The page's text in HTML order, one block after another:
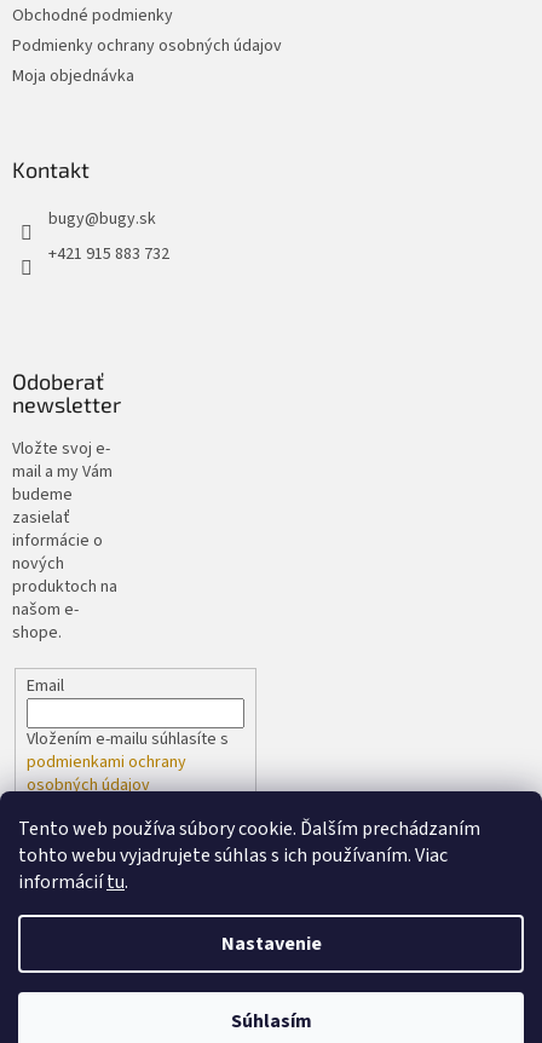
Tento web používa súbory cookie. Ďalším prechádzaním
tohto webu vyjadrujete súhlas s ich používaním. Viac
informáciítu.
Nastavenie
Súhlasím
Obchodné podmienky
Podmienky ochrany osobných údajov
Moja objednávka
Kontakt
bugy@bugy.sk
+421 915 883 732
Odoberať
newsletter
Vložte svoj e-
mail a my Vám
budeme
zasielať
informácie o
nových
produktoch na
našom e-
shope.
Email
Vložením e-mailu súhlasíte s
podmienkami ochrany
osobných údajov
PRIHLÁSIŤ SA
Vytvoril Shoptetspoločne s
Cukrovinkybugy. Všetky práva vyhradené.